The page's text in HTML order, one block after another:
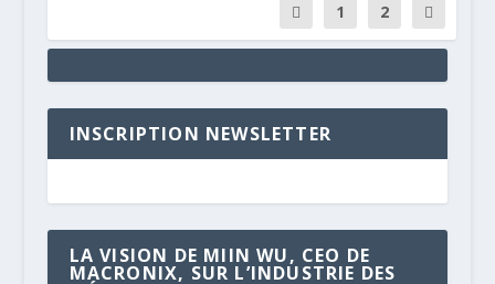
1 2
INSCRIPTION NEWSLETTER
LA VISION DE MIIN WU, CEO DE
MACRONIX, SUR L’INDUSTRIE DES